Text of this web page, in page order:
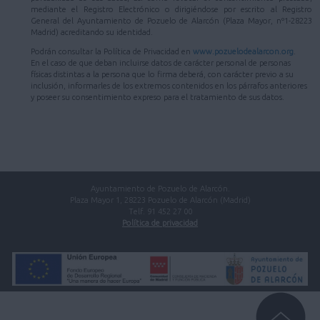
mediante el Registro Electrónico o dirigiéndose por escrito al Registro
General del Ayuntamiento de Pozuelo de Alarcón (Plaza Mayor, nº1-28223
Madrid) acreditando su identidad.
Podrán consultar la Política de Privacidad en www.pozuelodealarcon.org
En el caso de que deban incluirse datos de carácter personal de personas
físicas distintas a la persona que lo firma deberá, con carácter previo a su
inclusión, informarles de los extremos contenidos en los párrafos anteriores
y poseer su consentimiento expreso para el tratamiento de sus datos.
Ayuntamiento de Pozuelo de Alarcón.
Plaza Mayor 1, 28223 Pozuelo de Alarcón (Madrid)
Telf. 91 452 27 00
Política de privacidad